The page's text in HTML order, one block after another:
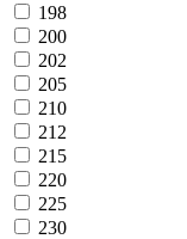
198
200
202
205
210
212
215
220
225
230